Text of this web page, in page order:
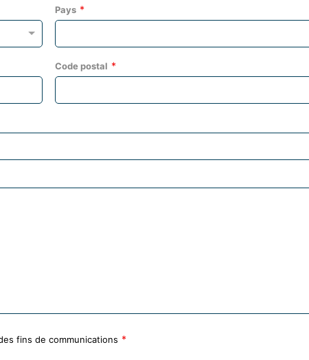
Pays
Code postal
fins de communications